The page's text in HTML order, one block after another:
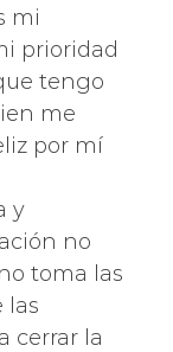
mi
prioridad
tengo
me
por mí
y
no
toma las
las
cerrar la